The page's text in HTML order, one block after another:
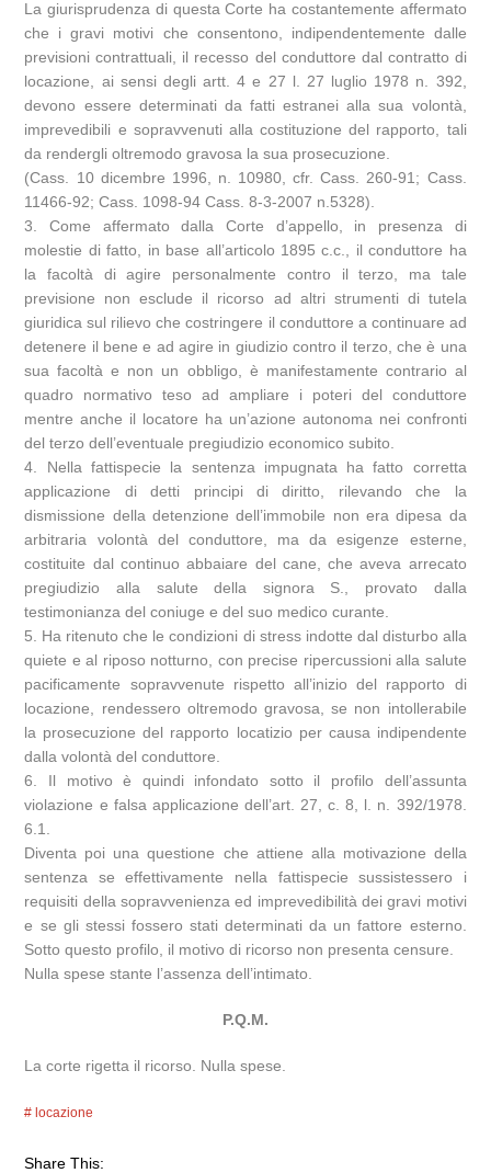
La giurisprudenza di questa Corte ha costantemente affermato
che i gravi motivi che consentono, indipendentemente dalle
previsioni contrattuali, il recesso del conduttore dal contratto di
locazione, ai sensi degli artt. 4 e 27 l. 27 luglio 1978 n. 392,
devono essere determinati da fatti estranei alla sua volontà,
imprevedibili e sopravvenuti alla costituzione del rapporto, tali
da rendergli oltremodo gravosa la sua prosecuzione.
(Cass. 10 dicembre 1996, n. 10980, cfr. Cass. 260-91; Cass.
11466-92; Cass. 1098-94 Cass. 8-3-2007 n.5328).
3. Come affermato dalla Corte d’appello, in presenza di
molestie di fatto, in base all’articolo 1895 c.c., il conduttore ha
la facoltà di agire personalmente contro il terzo, ma tale
previsione non esclude il ricorso ad altri strumenti di tutela
giuridica sul rilievo che costringere il conduttore a continuare ad
detenere il bene e ad agire in giudizio contro il terzo, che è una
sua facoltà e non un obbligo, è manifestamente contrario al
quadro normativo teso ad ampliare i poteri del conduttore
mentre anche il locatore ha un’azione autonoma nei confronti
del terzo dell’eventuale pregiudizio economico subito.
4. Nella fattispecie la sentenza impugnata ha fatto corretta
applicazione di detti principi di diritto, rilevando che la
dismissione della detenzione dell’immobile non era dipesa da
arbitraria volontà del conduttore, ma da esigenze esterne,
costituite dal continuo abbaiare del cane, che aveva arrecato
pregiudizio alla salute della signora S., provato dalla
testimonianza del coniuge e del suo medico curante.
5. Ha ritenuto che le condizioni di stress indotte dal disturbo alla
quiete e al riposo notturno, con precise ripercussioni alla salute
pacificamente sopravvenute rispetto all’inizio del rapporto di
locazione, rendessero oltremodo gravosa, se non intollerabile
la prosecuzione del rapporto locatizio per causa indipendente
dalla volontà del conduttore.
6. Il motivo è quindi infondato sotto il profilo dell’assunta
violazione e falsa applicazione dell’art. 27, c. 8, l. n. 392/1978.
6.1.
Diventa poi una questione che attiene alla motivazione della
sentenza se effettivamente nella fattispecie sussistessero i
requisiti della sopravvenienza ed imprevedibilità dei gravi motivi
e se gli stessi fossero stati determinati da un fattore esterno.
Sotto questo profilo, il motivo di ricorso non presenta censure.
Nulla spese stante l’assenza dell’intimato.
P.Q.M.
La corte rigetta il ricorso. Nulla spese.
locazione
Share This: